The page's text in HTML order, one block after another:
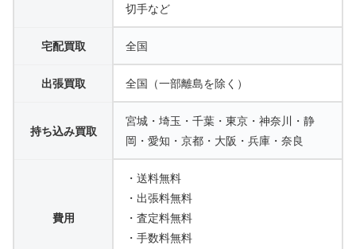
切手など
宅配買取 全国
出張買取 全国（一部離島を除く）
持ち込み買取
宮城・埼玉・千葉・東京・神奈川・静
岡・愛知・京都・大阪・兵庫・奈良
費用
・送料無料
・出張料無料
・査定料無料
・手数料無料